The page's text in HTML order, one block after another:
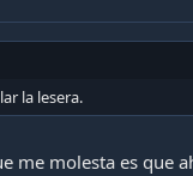
la lesera.
me molesta es que